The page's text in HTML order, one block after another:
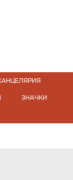
ЗНАЧКИ